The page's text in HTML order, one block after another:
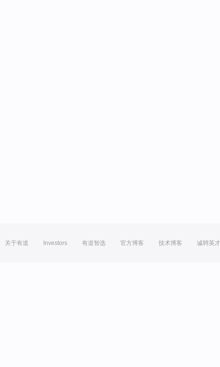
关于有道 Investors 有道智选 官方博客 技术博客 诚聘英才